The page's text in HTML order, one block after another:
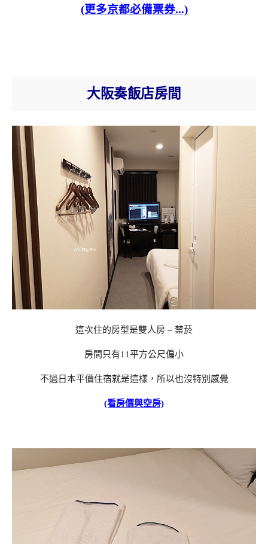
(更多京都必備票券...)
大阪奏飯店房間
這次住的房型是雙人房 – 禁菸
房間只有11平方公尺偏小
不過日本平價住宿就是這樣，所以也沒特別感覺
(看房價與空房)